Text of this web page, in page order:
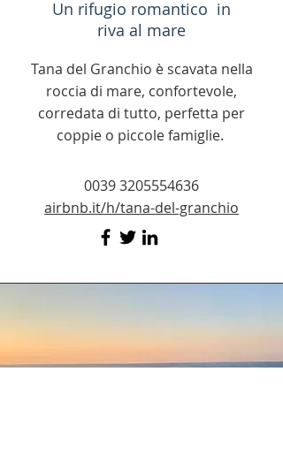
Un rifugio romantico in
riva al mare
Tana del Granchio è scavata nella
roccia di mare, confortevole,
corredata di tutto, perfetta per
coppie o piccole famiglie.
0039 3205554636
airbnb.it/h/tana-del-granchio